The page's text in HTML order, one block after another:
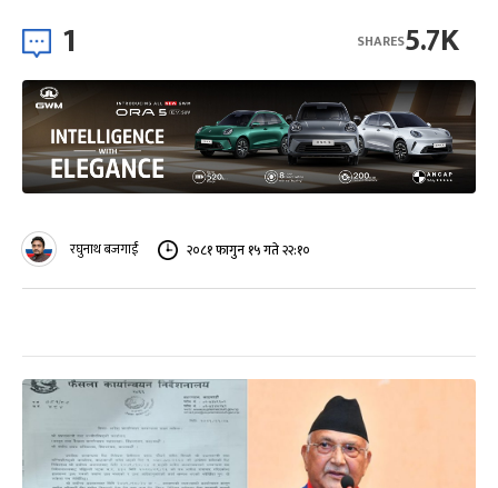
1 5.7K
SHARES
रघुनाथ बजगाईं २०८१ फागुन १५ गते २२:१०